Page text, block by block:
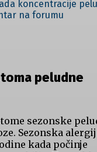
koncentracije
na forumu
peludne
sezonske
Sezonska
kada počinje